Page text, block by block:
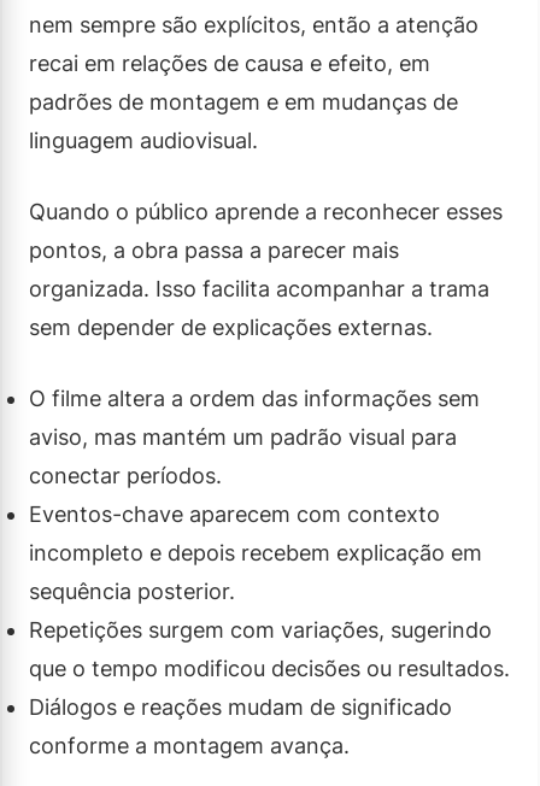
nem sempre são explícitos, então a atenção
recai em relações de causa e efeito, em
padrões de montagem e em mudanças de
linguagem audiovisual.
Quando o público aprende a reconhecer esses
pontos, a obra passa a parecer mais
organizada. Isso facilita acompanhar a trama
sem depender de explicações externas.
O filme altera a ordem das informações sem
aviso, mas mantém um padrão visual para
conectar períodos.
Eventos-chave aparecem com contexto
incompleto e depois recebem explicação em
sequência posterior.
Repetições surgem com variações, sugerindo
que o tempo modificou decisões ou resultados.
Diálogos e reações mudam de significado
conforme a montagem avança.